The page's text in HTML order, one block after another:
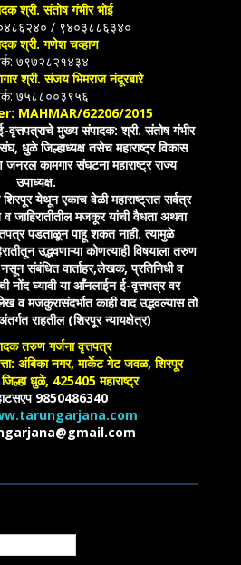
श्री. संतोष गंभीर भोई
/ ९४०३८८६३४०
श्री. गणेश चव्हाण
७९७२८२१४३४
श्री. संजय भिमराज नंदूरबारे
७५८८००३९५६
MAHMAR/62206/2015
मुख्य संपादक: श्री. संतोष गंभीर
धुळे जिल्हाध्यक्ष तसेच महाराष्ट्र विकास
जनरल कामगार संघटना महाराष्ट्र राज्य
उपाध्यक्ष.
येथून एकाच वेळी महाराष्ट्रात सर्वत्र
जाहिरातीतील मजकूर यांची वैधता अथवा
पडताळून पाहू शकत नाही. त्यामुळे
उद्भवणाऱ्या कोणत्याही विषयाला तरुण
नसून संबंधित वार्ताहर,लेखक, प्रतिनिधी व
नोंद घ्यावी या आँनलाईन ई-वृत्तपत्र वर
व मजकुरासंदर्भात काही वाद उद्भवल्यास तो
राहतील (शिरपूर न्यायक्षेत्र)
तरुण गर्जना वृत्तपत्र
अंबिका नगर, मार्केट गेट जवळ, शिरपूर
धुळे, 425405 महाराष्ट्र
9850486340